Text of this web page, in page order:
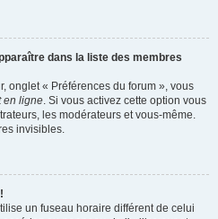
dans la liste des membres
onglet « Préférences du forum », vous
en ligne. Si vous activez cette option vous
les modérateurs et vous-même.
invisibles.
un fuseau horaire différent de celui